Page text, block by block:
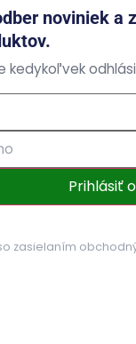
noviniek a
kedykoľvek
Prihlásiť
zasielaním